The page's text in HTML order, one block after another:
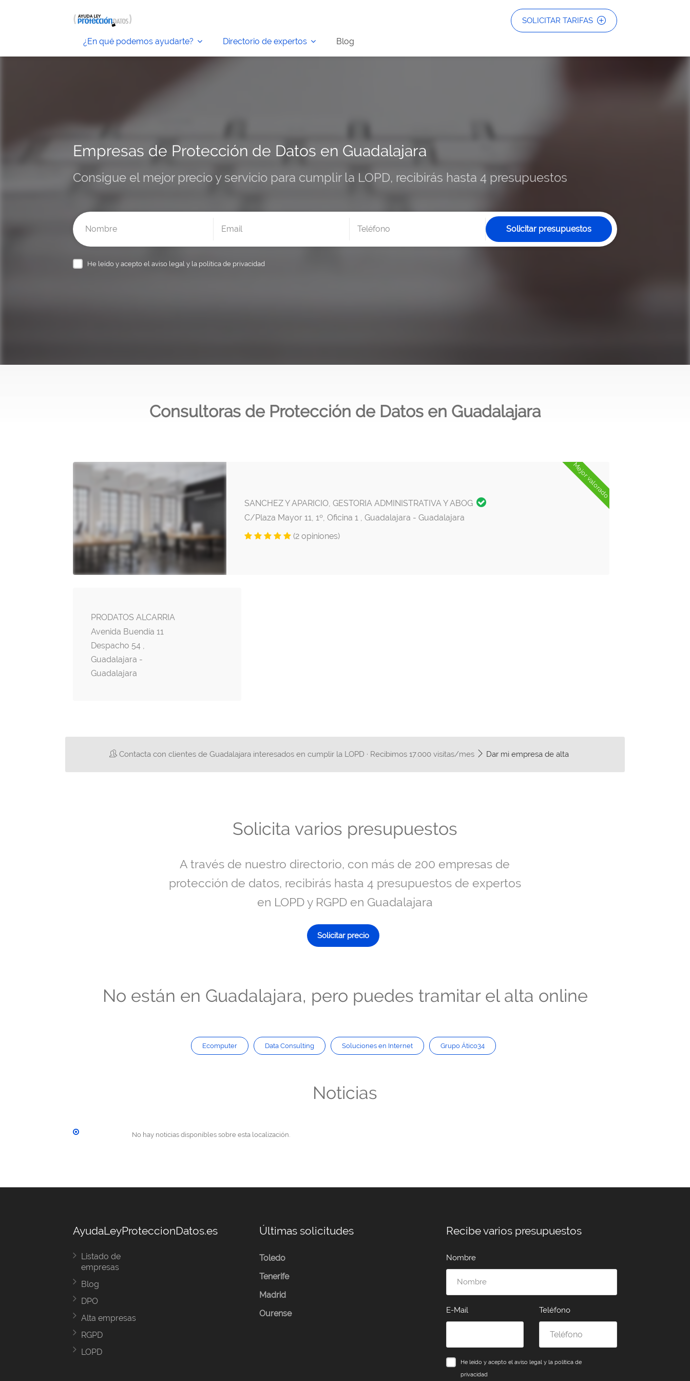
¿En qué podemos ayudarte? Directorio de expertos Blog
SOLICITAR TARIFAS
Empresas de Protección de Datos en Guadalajara
Consigue el mejor precio y servicio para cumplir la LOPD, recibirás hasta 4 presupuestos
Solicitar presupuestos
He leído y acepto el aviso legal y la política de privacidad
Consultoras de Protección de Datos en Guadalajara
Mejor valorado
SANCHEZ Y APARICIO, GESTORIA ADMINISTRATIVA Y ABOG
C/Plaza Mayor 11, 1º, Oficina 1 , Guadalajara - Guadalajara
(2 opiniones)
PRODATOS ALCARRIA
Avenida Buendía 11
Despacho 54 ,
Guadalajara -
Guadalajara
Contacta con clientes de Guadalajara interesados en cumplir la LOPD · Recibimos 17.000 visitas/mes Dar mi empresa de alta
Solicita varios presupuestos
A través de nuestro directorio, con más de 200 empresas de
protección de datos, recibirás hasta 4 presupuestos de expertos
en LOPD y RGPD en Guadalajara
Solicitar precio
No están en Guadalajara, pero puedes tramitar el alta online
Ecomputer Data Consulting Soluciones en Internet Grupo Ático34
Noticias
No hay noticias disponibles sobre esta localización.
AyudaLeyProteccionDatos.es
Listado de
empresas
Blog
DPO
Alta empresas
RGPD
LOPD
Últimas solicitudes
Toledo
Tenerife
Madrid
Ourense
Recibe varios presupuestos
Nombre
E-Mail Teléfono
He leído y acepto el aviso legal y la política de
privacidad